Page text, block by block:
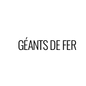
GÉANTS DE FER